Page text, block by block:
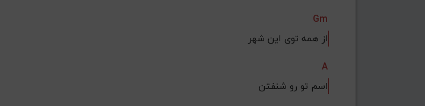
Gm
از همه توی این شهر
A
اسم تو رو شنفتن